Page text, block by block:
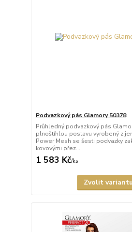
Podvazkový pás Glamory 50378
Průhledný podvazkový pás
plnoštíhlou postavu vyrobený z
Power Mesh se šesti podvazky
kovovými přez...
1 583 Kč/ks
Zvolit variantu